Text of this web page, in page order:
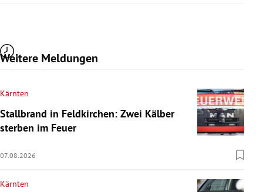
Weitere Meldungen
Kärnten
Stallbrand in Feldkirchen: Zwei Kälber
sterben im Feuer
07.08.2026
Kärnten